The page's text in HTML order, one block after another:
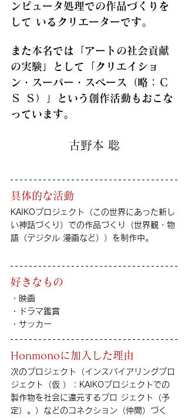
ンピュータ処理での作品づくりを
して いるクリエーターです。
また本名では「アートの社会貢献
の実験」として「クリエイショ
ン・スーパー・スペース（略：Ｃ
Ｓ Ｓ）」という創作活動もおこな
っています。
古野本 聡
具体的な活動
KAIKOプロジェクト（この世界にあった新し
い神話づくり）での作品づくり（世界観・物
語（デジタル 漫画など））を制作中。
好きなもの
・映画
・ドラマ鑑賞
・サッカー
Honmonoに加入した理由
次のプロジェクト（インスパイアリングプロ
ジェクト（仮 ）：KAIKOプロジェクトでの
製作物を社会に還元するプロ ジェクト（予
定）。）などのコネクション（仲間）づく